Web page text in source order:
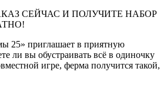
СЕЙЧАС И ПОЛУЧИТЕ НАБОР
25» приглашает в приятную
ли вы обустраивать всё в одиночку
игре, ферма получится такой,